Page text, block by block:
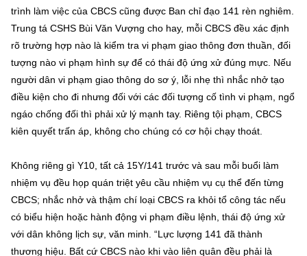
trình làm việc của CBCS cũng được Ban chỉ đạo 141 rèn nghiêm.
Trung tá CSHS Bùi Văn Vượng cho hay, mỗi CBCS đều xác định
rõ trường hợp nào là kiểm tra vi phạm giao thông đơn thuần, đối
tượng nào vi phạm hình sự để có thái độ ứng xử đúng mực. Nếu
người dân vi phạm giao thông do sơ ý, lỗi nhẹ thì nhắc nhở tạo
điều kiện cho đi nhưng đối với các đối tượng cố tình vi phạm, ngổ
ngáo chống đối thì phải xử lý mạnh tay. Riêng tội phạm, CBCS
kiên quyết trấn áp, không cho chúng có cơ hội chạy thoát.
Không riêng gì Y10, tất cả 15Y/141 trước và sau mỗi buổi làm
nhiệm vụ đều họp quán triệt yêu cầu nhiệm vụ cụ thể đến từng
CBCS; nhắc nhở và thậm chí loại CBCS ra khỏi tổ công tác nếu
có biểu hiện hoặc hành động vi phạm điều lệnh, thái độ ứng xử
với dân không lịch sự, văn minh. “Lực lượng 141 đã thành
thương hiệu. Bất cứ CBCS nào khi vào liên quân đều phải là